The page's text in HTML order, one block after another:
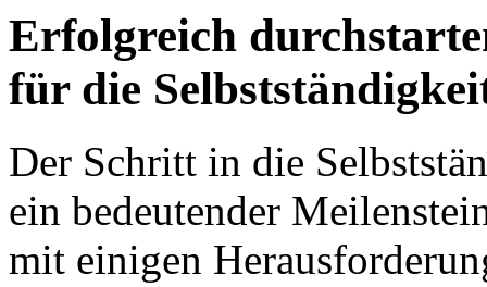
Erfolgreich
für die
Der Schritt in die
ein bedeutender
mit einigen